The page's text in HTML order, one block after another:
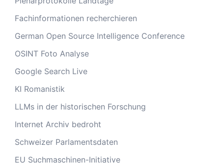
Fachinformationen recherchieren
German Open Source Intelligence Conference
OSINT Foto Analyse
Google Search Live
KI Romanistik
LLMs in der historischen Forschung
Internet Archiv bedroht
Schweizer Parlamentsdaten
EU Suchmaschinen-Initiative